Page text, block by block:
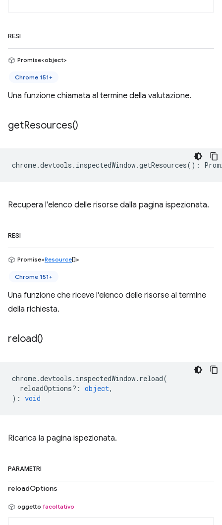
RESI
Promise<object>
Chrome 151+
Una funzione chiamata al termine della valutazione.
getResources()
chrome.devtools . inspectedWindow.getResources() :
Recupera l'elenco delle risorse dalla pagina ispezionata.
RESI
Promise<Resource[]>
Chrome 151+
Una funzione che riceve l'elenco delle risorse al termine
della richiesta.
reload()
chrome.devtools . inspectedWindow. reload(
reloadOptions? : object,
) : void
Ricarica la pagina ispezionata.
PARAMETRI
reloadOptions
oggetto facoltativo